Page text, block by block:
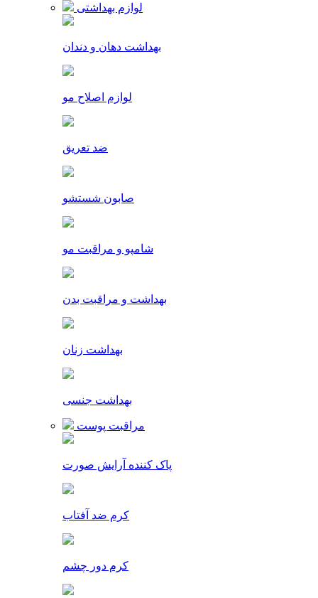
لوازم بهداشتی
بهداشت دهان و دندان
لوازم اصلاح مو
ضد تعریق
صابون شستشو
شامپو و مراقبت مو
بهداشت و مراقبت بدن
بهداشت زنان
بهداشت جنسی
مراقبت پوست
پاک کننده آرایش صورت
کرم ضد آفتاب
کرم دور چشم